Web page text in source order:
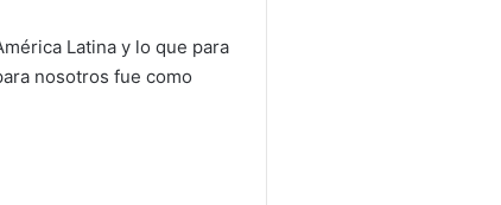
Latina y lo que para
nosotros fue como